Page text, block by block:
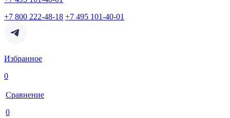
+7 800 222-48-18 +7 495 101-40-01
Избранное
0
Сравнение
0